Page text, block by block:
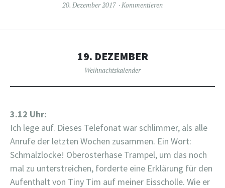
20. Dezember 2017 Kommentieren
19. DEZEMBER
Weihnachtskalender
3.12 Uhr:
Ich lege auf. Dieses Telefonat war schlimmer, als alle
Anrufe der letzten Wochen zusammen. Ein Wort:
Schmalzlocke! Oberosterhase Trampel, um das noch
mal zu unterstreichen, forderte eine Erklärung für den
Aufenthalt von Tiny Tim auf meiner Eisscholle. Wie er